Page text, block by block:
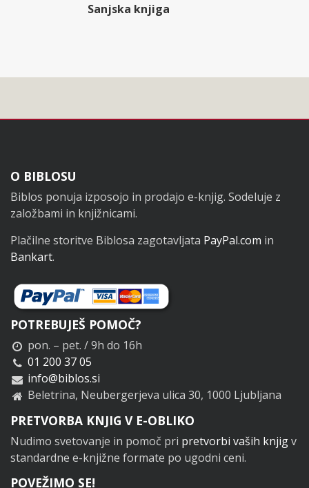
Sanjska knjiga
Noga
O BIBLOSU
Biblos ponuja izposojo in prodajo e-knjig. Sodeluje z
založbami in knjižnicami.
Plačilne storitve Biblosa zagotavljata PayPal.com in
Bankart.
POTREBUJEŠ POMOČ?
pon. – pet. / 9h do 16h
01 200 37 05
info@biblos.si
Beletrina, Neubergerjeva ulica 30, 1000 Ljubljana
PRETVORBA KNJIG V E-OBLIKO
Nudimo svetovanje in pomoč pri pretvorbi vaših knjigv
standardne e-knjižne formate po ugodni ceni.
POVEŽIMO SE!